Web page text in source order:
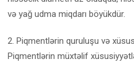
və yağ udma miqdarı böyükdür.
2. Piqmentlərin quruluşu və
Piqmentlərin müxtəlif